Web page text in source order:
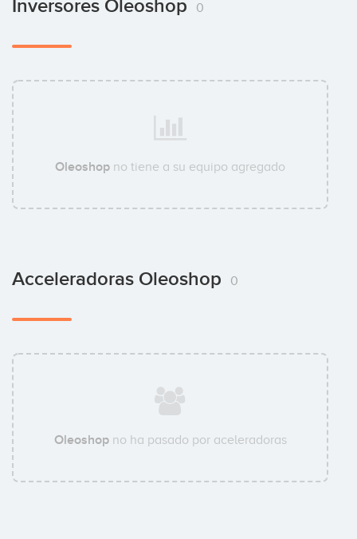
Inversores Oleoshop 0
Oleoshop no tiene a su equipo agregado
Acceleradoras Oleoshop 0
Oleoshopno ha pasado por aceleradoras